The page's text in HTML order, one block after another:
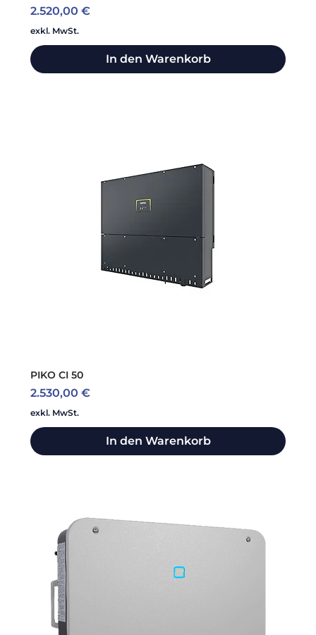
Preis
2.520,00 €
exkl. MwSt.
In den Warenkorb
PIKO CI 50
Preis
2.530,00 €
exkl. MwSt.
In den Warenkorb